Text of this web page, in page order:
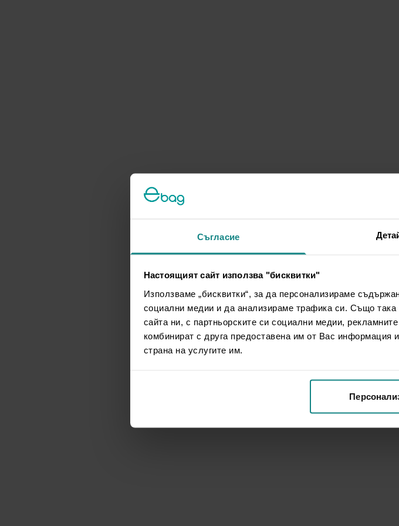
Съгласие
Настоящият сайт използва "бисквитки"
Използваме „бисквитки“, за да персонализираме
социални медии и да анализираме трафика си. Също
сайта ни, с партньорските си социални медии,
комбинират с друга предоставена им от Вас информация
страна на услугите им.